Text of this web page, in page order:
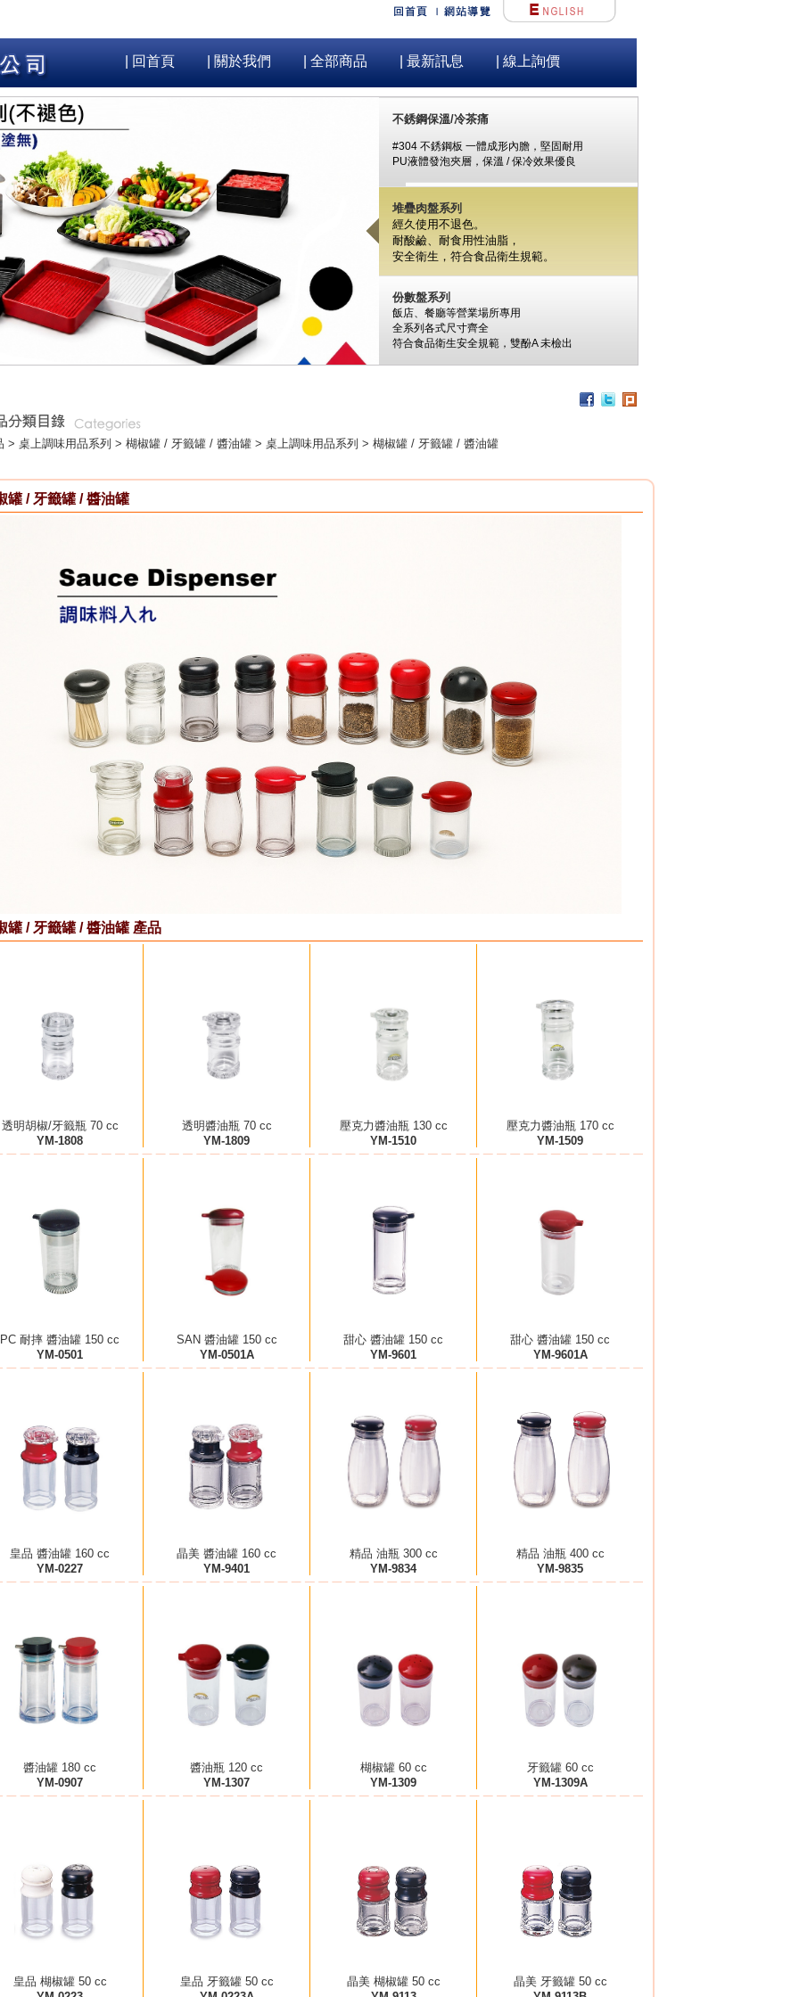
| 回首頁 | 關於我們 | 全部商品 | 最新訊息 | 線上詢價
不銹鋼保溫/冷茶痛
#304 不銹鋼板 一體成形內膽，堅固耐用
PU液體發泡夾層，保溫 / 保冷效果優良
堆疊肉盤系列
經久使用不退色。
耐酸鹼、耐食用性油脂，
安全衛生， 符合食品衛生規範。
份數盤系列
飯店、餐廳等營業場所專用
全系列各式尺寸齊全
符合食品衛生安全規範， 雙酚A未檢出
可用於洗碗機、冰箱、冷凍庫
杯架組
> 桌上調味用品系列 > 楜椒罐 / 牙籤罐 / 醬油罐 > 桌上調味用品系列 > 楜椒罐 / 牙籤罐 / 醬油罐
罐 / 牙籤罐 / 醬油罐
罐 / 牙籤罐 / 醬油罐 產品
透明胡椒/牙籤瓶 70 cc
YM-1808
透明醬油瓶 70 cc
YM-1809
壓克力醬油瓶 130 cc
YM-1510
壓克力醬油瓶 170 cc
YM-1509
PC 耐摔 醬油罐 150 cc
YM-0501
SAN 醬油罐 150 cc
YM-0501A
甜心 醬油罐 150 cc
YM-9601
甜心 醬油罐 150 cc
YM-9601A
皇品 醬油罐 160 cc
YM-0227
晶美 醬油罐 160 cc
YM-9401
精品 油瓶 300 cc
YM-9834
精品 油瓶 400 cc
YM-9835
醬油罐 180 cc
YM-0907
醬油瓶 120 cc
YM-1307
楜椒罐 60 cc
YM-1309
牙籤罐 60 cc
YM-1309A
皇品 楜椒罐 50 cc
皇品 牙籤罐 50 cc
晶美 楜椒罐 50 cc
晶美 牙籤罐 50 cc